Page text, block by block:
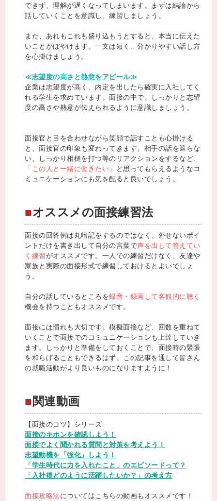
できず、理解が遅くなってしまいます。まずは結論から
話していくことを意識し、練習しましょう。
また、あれもこれも盛り込もうとすると、本当に伝えた
いことがぼやけます。一文は短く、分かりやすい話し方
を心掛けましょう。
≪志望度の高さと熱意をアピール≫
企業は志望度が高く、内定を出したら確実に入社してく
れる学生を求めています。面接の中で、しっかりと志望
度の高さや熱意が伝えられるように意識しましょう。
面接官と目を合わせながら笑顔で話すことも心掛ける
と、面接官の印象も変わってきます。相手の話を遮らな
い、しっかり相槌を打つ等のリアクションをするなど、
「この人と一緒に働きたい」
と思ってもらえるようなコ
ミュニケーションにも気を配ると良いでしょう。
オススメの面接練習法
面接の回答例は丸暗記をするのではなく、外せないポイ
ントだけを書き出して自分の言葉で声を出して答えてい
く練習がオススメです。一人での練習だけなく、友達や
家族と実際の面接形式で練習しておけるとよいでしょ
う。
自分の話しているところを録音・録画して客観的に聴く
機会を持つこともオススメです。
面接には慣れも大切です。模擬面接など、回数を重ねて
いくことで面接でのコミュニケーションも上達していき
ます。しっかりと準備をしておくことで、面接時の緊張
を和らげることもできるはず。この記事を通して皆さん
の就職活動がより良いものになりますように！
関連動画
【面接のコツ】シリーズ
面接のキホンを確認しよう！
面接でよく聞かれる質問と対策を考えよう！
志望動機を「強化」しよう！
「学生時代に力を入れたこと」のエピソードって？
「入社後どのように活躍したいか？」の考え方
面接攻略法についてはこちらの動画もオススメです！